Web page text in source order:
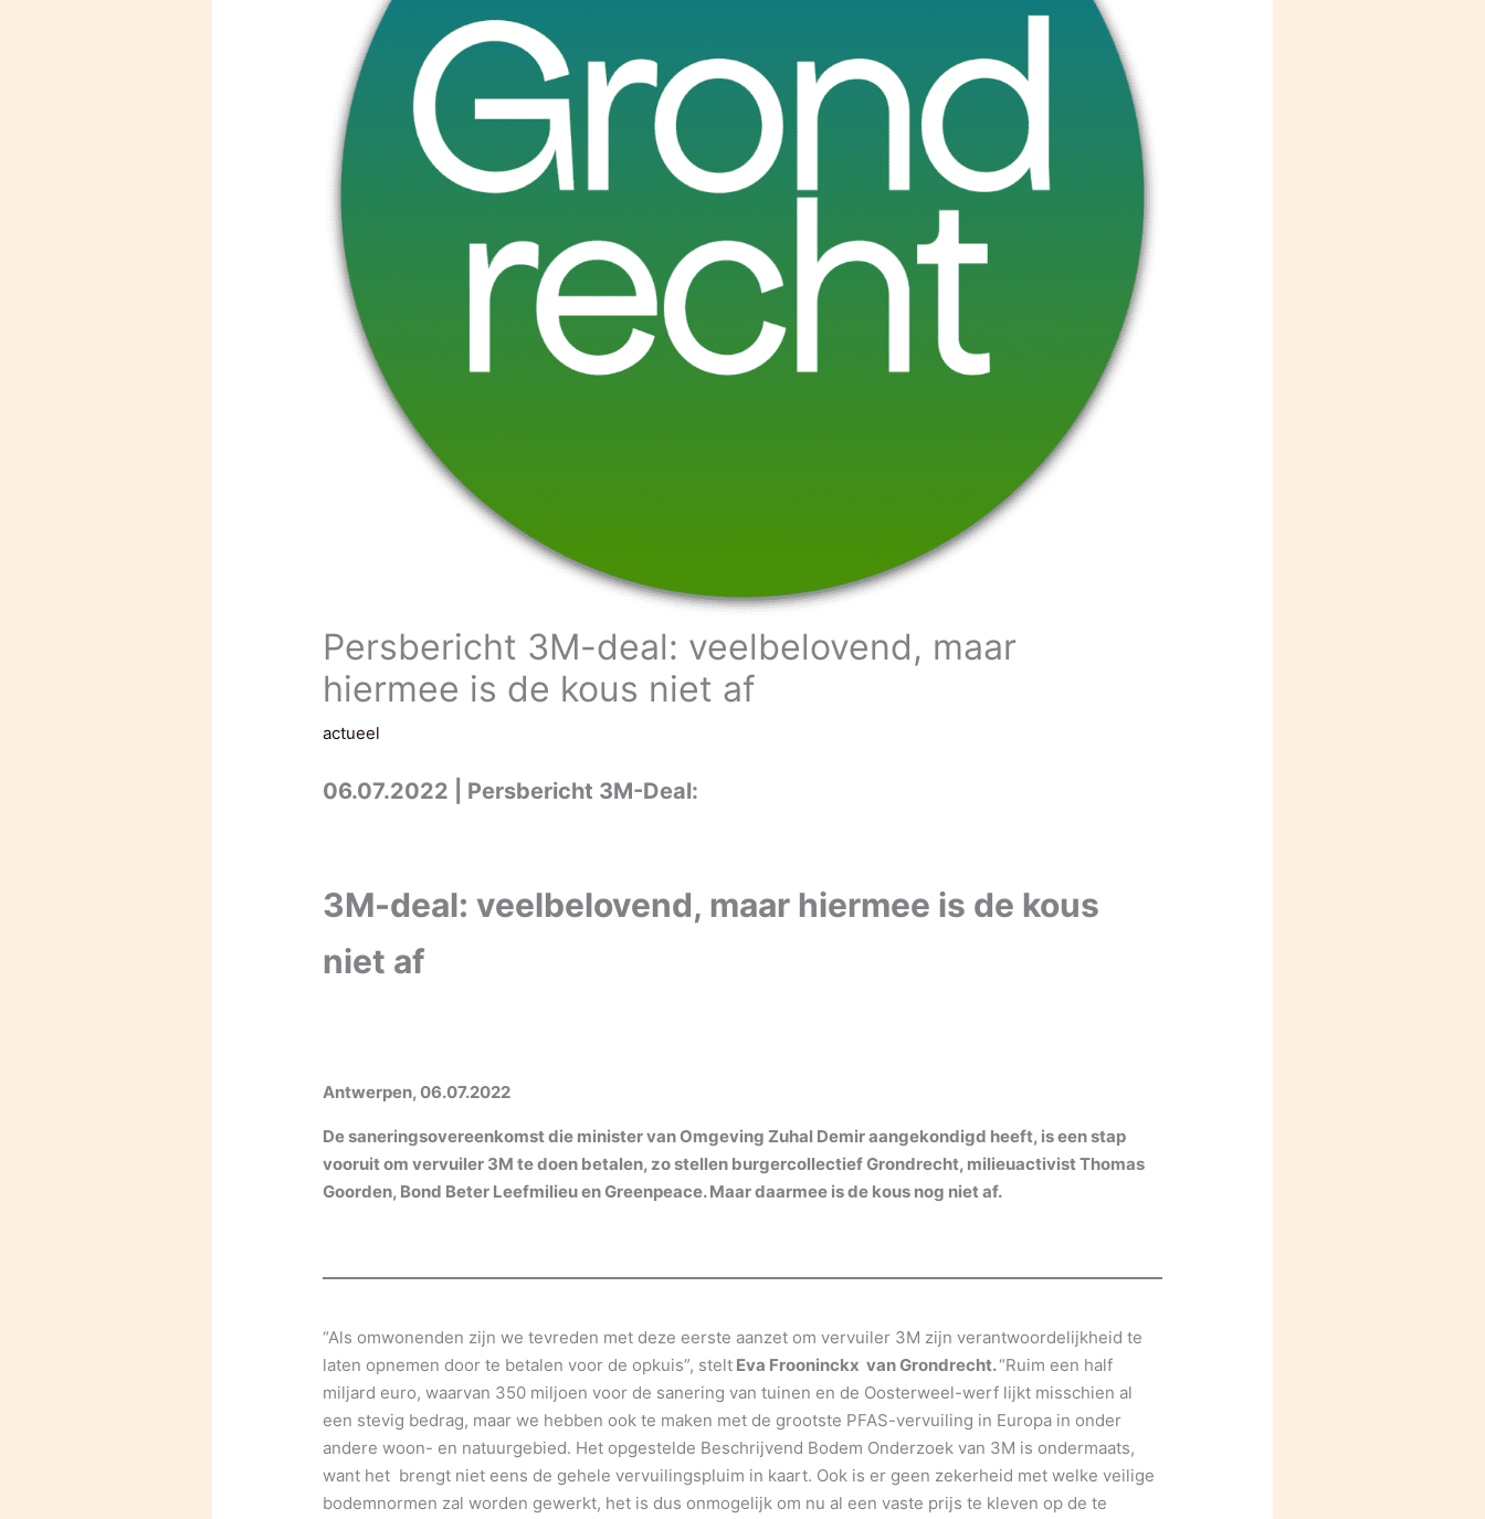
Persbericht 3M-deal: veelbelovend, maar
hiermee is de kous niet af
actueel
06.07.2022 | Persbericht 3M-Deal:
3M-deal: veelbelovend, maar hiermee is de kous
niet af
Antwerpen, 06.07.2022
De saneringsovereenkomst die minister van Omgeving Zuhal Demir aangekondigd heeft, is een stap
vooruit om vervuiler 3M te doen betalen, zo stellen burgercollectief Grondrecht, milieuactivist Thomas
Goorden, Bond Beter Leefmilieu en Greenpeace. Maar daarmee is de kous nog niet af.
“Als omwonenden zijn we tevreden met deze eerste aanzet om vervuiler 3M zijn verantwoordelijkheid te
laten opnemen door te betalen voor de opkuis”, stelt Eva Frooninckx van Grondrecht.“Ruim een half
miljard euro, waarvan 350 miljoen voor de sanering van tuinen en de Oosterweel-werf lijkt misschien al
een stevig bedrag, maar we hebben ook te maken met de grootste PFAS-vervuiling in Europa in onder
andere woon- en natuurgebied. Het opgestelde Beschrijvend Bodem Onderzoek van 3M is ondermaats,
want het brengt niet eens de gehele vervuilingspluim in kaart. Ook is er geen zekerheid met welke veilige
bodemnormen zal worden gewerkt, het is dus onmogelijk om nu al een vaste prijs te kleven op de te